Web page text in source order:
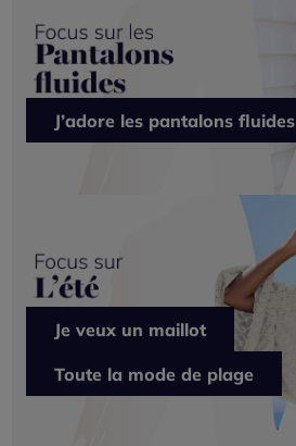
J’adore les pantalons fluides
Je veux un maillot
Toute la mode de plage